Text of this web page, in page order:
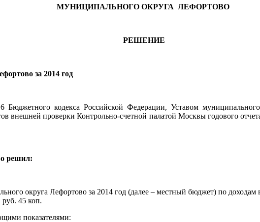
МУНИЦИПАЛЬНОГО ОКРУГА ЛЕФОРТОВО
РЕШЕНИЕ
за 2014 год
кодекса Российской Федерации, Уставом
внешней проверки Контрольно-счетной палатой Москвы годового
решил:
округа Лефортово за 2014 год (далее – местный бюджет) по
45 коп.
показателями: